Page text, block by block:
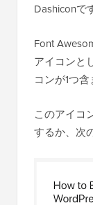
Dashiconで
Font
アイコンと
コンが1つ含
このアイコ
するか、次